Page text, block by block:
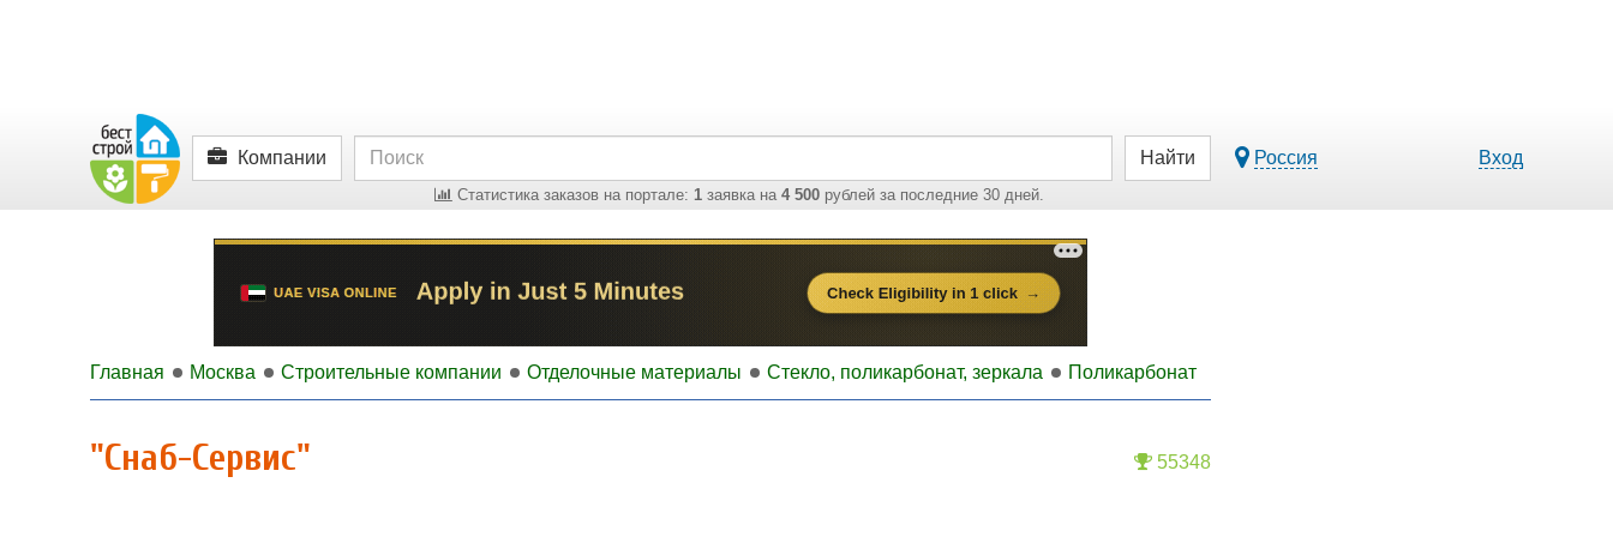
Компании
Статистика заказов на портале: 1 заявка на 4 500 рублей за последние 30 дней.
Найти Россия Вход
Главная Москва Строительные компании Отделочные материалы Стекло, поликарбонат, зеркала Поликарбонат
55348
"Снаб-Сервис"